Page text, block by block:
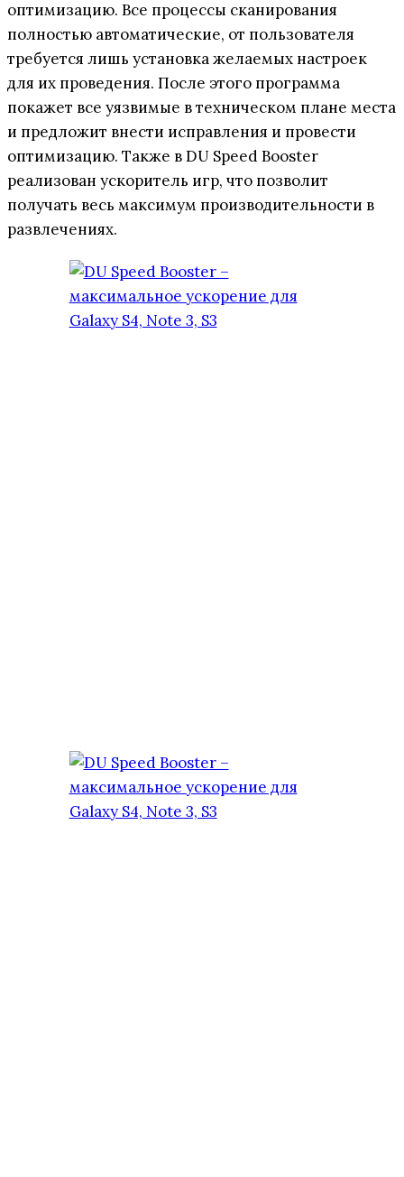
оптимизацию. Все процессы сканирования
полностью автоматические, от пользователя
требуется лишь установка желаемых настроек
для их проведения. После этого программа
покажет все уязвимые в техническом плане места
и предложит внести исправления и провести
оптимизацию. Также в DU Speed Booster
реализован ускоритель игр, что позволит
получать весь максимум производительности в
развлечениях.